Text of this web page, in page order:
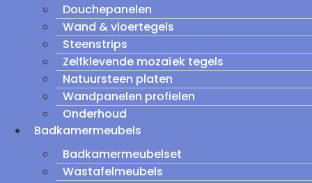
Douchepanelen
Wand & vloertegels
Steenstrips
Zelfklevende mozaïek tegels
Natuursteen platen
Wandpanelen profielen
Onderhoud
Badkamermeubels
Badkamermeubelset
Wastafelmeubels